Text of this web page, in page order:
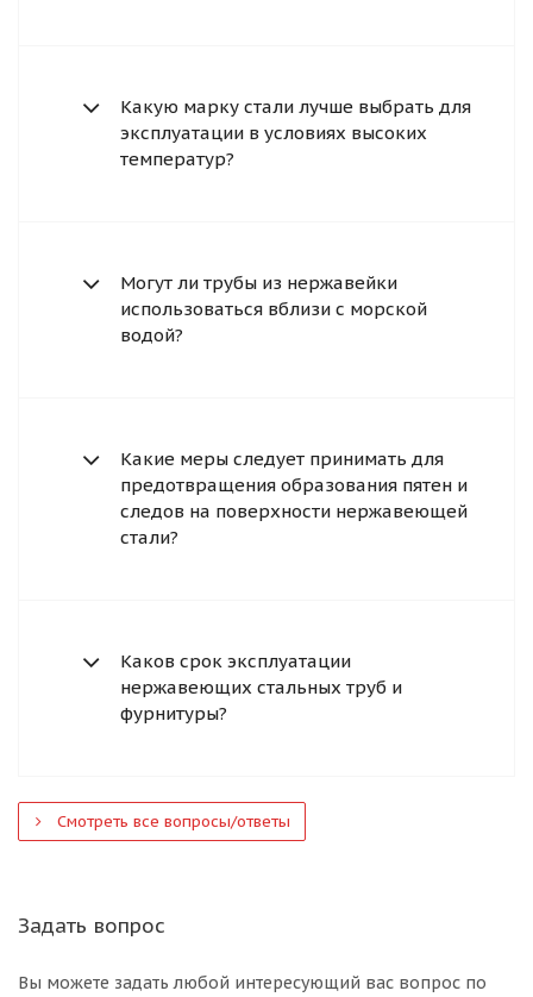
Какую марку стали лучше выбрать для
эксплуатации в условиях высоких
температур?
Могут ли трубы из нержавейки
использоваться вблизи с морской
водой?
Какие меры следует принимать для
предотвращения образования пятен и
следов на поверхности нержавеющей
стали?
Каков срок эксплуатации
нержавеющих стальных труб и
фурнитуры?
Смотреть все вопросы/ответы
Задать вопрос
Вы можете задать любой интересующий вас вопрос по